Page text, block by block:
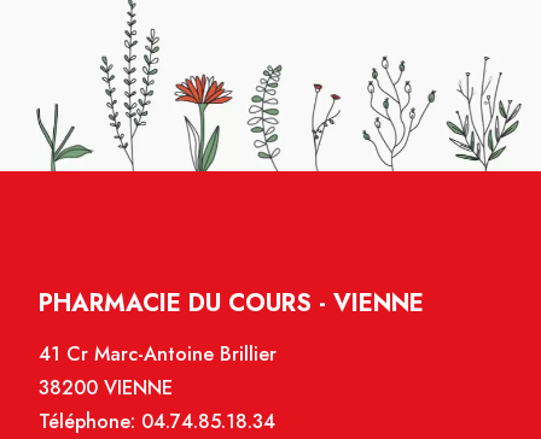
PHARMACIE DU COURS - VIENNE
41 Cr Marc-Antoine Brillier
38200 VIENNE
Téléphone: 04.74.85.18.34